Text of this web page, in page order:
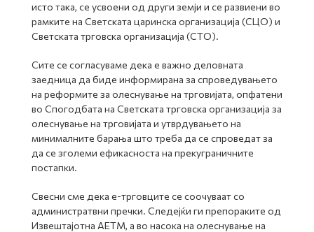
исто така, се усвоени од други земји и се развиени во
рамките на Светската царинска организација (СЦО) и
Светската трговска организација (СТО).
Сите се согласуваме дека е важно деловната
заедница да биде информирана за спроведувањето
на реформите за олеснување на трговијата, опфатени
во Спогодбата на Светската трговска организација за
олеснување на трговијата и утврдувањето на
минималните барања што треба да се спроведат за
да се зголеми ефикасноста на прекуграничните
постапки.
Свесни сме дека е-трговците се соочуваат со
администратвни пречки. Следејќи ги препораките од
Извештајотна АЕТМ, а во насока на олеснување на